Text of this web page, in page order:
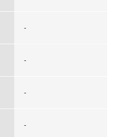
-
-
-
-